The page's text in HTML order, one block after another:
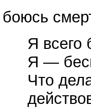
Я всего
Я —
Что